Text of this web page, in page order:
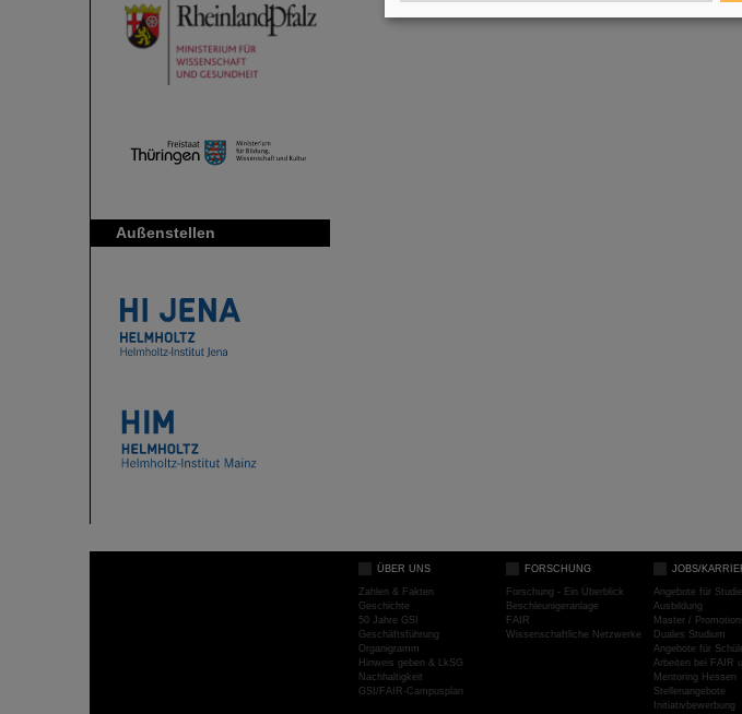
Außenstellen
ÜBER UNS
Zahlen & Fakten
Geschichte
50 Jahre GSI
Geschäftsführung
Organigramm
Hinweis geben & LkSG
Nachhaltigkeit
GSI/FAIR-Campusplan
FORSCHUNG
Forschung - Ein Überblick
Beschleunigeranlage
FAIR
Wissenschaftliche Netzwerke
JOBS/
Angebote für
Ausbildung
Master /
Duales Studium
Angebote für
Arbeiten bei FAIR
Mentoring Hessen
Stellenangebote
Initiativbewerbung